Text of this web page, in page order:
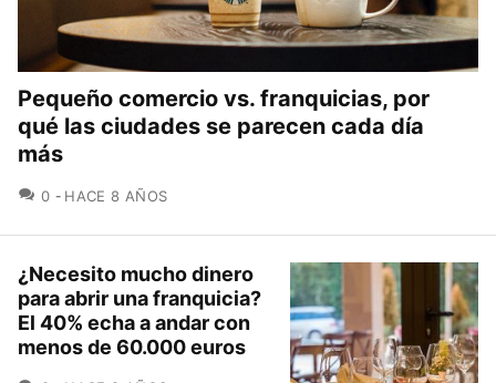
Pequeño comercio vs. franquicias, por
qué las ciudades se parecen cada día
más
0 COMENTARIOS
HACE 8 AÑOS
¿Necesito mucho dinero
para abrir una franquicia?
El 40% echa a andar con
menos de 60.000 euros